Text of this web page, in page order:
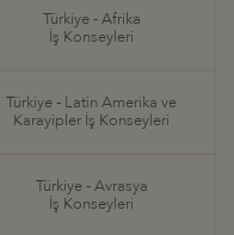
Türkiye - Afrika
İş Konseyleri
Türkiye - Latin Amerika ve
Karayipler İş Konseyleri
Türkiye - Avrasya
İş Konseyleri